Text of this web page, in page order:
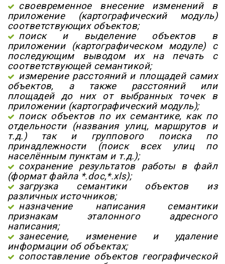
своевременное внесение изменений в
приложение (картографический модуль)
соответствующих объектов;
поиск и выделение объектов в
приложении (картографическом модуле) с
последующим выводом их на печать с
соответствующей семантикой;
измерение расстояний и площадей самих
объектов, а также расстояний или
площадей до них от выбранных точек в
приложении (картографический модуль);
поиск объектов по их семантике, как по
отдельности (названия улиц, маршрутов и
т.д.) так и группового поиска по
принадлежности (поиск всех улиц по
населённым пунктам и т.д.);
сохранение результатов работы в файл
(формат файла *.doc,*.хls);
загрузка семантики объектов из
различных источников;
назначение написания семантики
признакам эталонного адресного
написания;
занесение, изменение и удаление
информации об объектах;
сопоставление объектов географической